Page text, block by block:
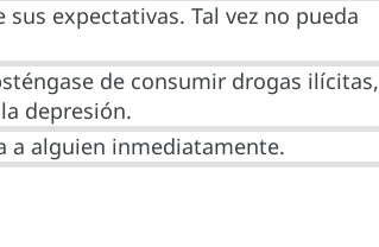
expectativas. Tal vez no pueda
de consumir drogas ilícitas,
depresión.
a alguien inmediatamente.